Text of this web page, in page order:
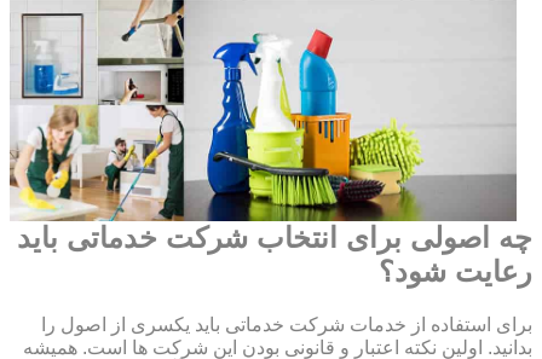
چه اصولی برای انتخاب شرکت خدماتی باید
رعایت شود؟
برای استفاده از خدمات شرکت خدماتی باید یکسری از اصول را
بدانید. اولین نکته اعتبار و قانونی بودن این شرکت ها است. همیشه